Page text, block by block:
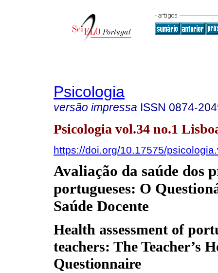
Psicologia
versão impressa ISSN 0874-
Psicologia vol.34 no.1
https://doi.org/10.17575/
Avaliação da saúde dos
portugueses: O
Saúde Docente
Health assessment of
teachers: The Teacher’s
Questionnaire